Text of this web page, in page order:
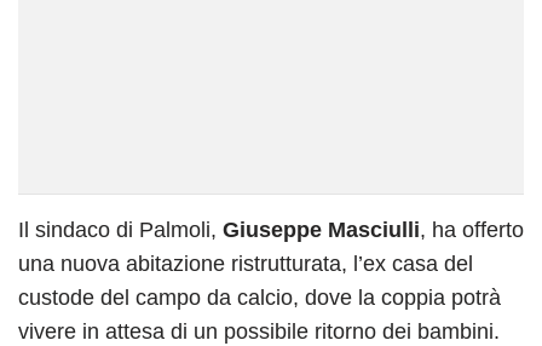
Il sindaco di Palmoli, Giuseppe Masciulli, ha offerto
una nuova abitazione ristrutturata, l’ex casa del
custode del campo da calcio, dove la coppia potrà
vivere in attesa di un possibile ritorno dei bambini.